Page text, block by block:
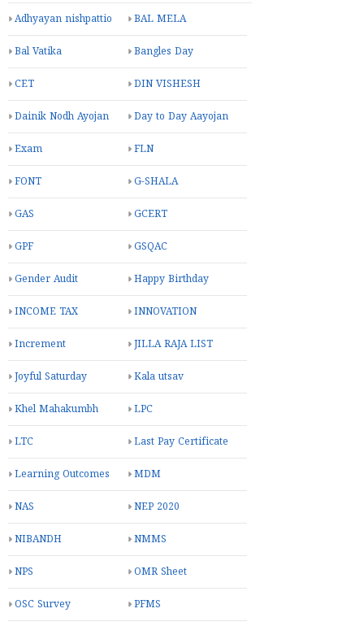
Adhyayan nishpattio BAL MELA
Bal Vatika Bangles Day
CET DIN VISHESH
Dainik Nodh Ayojan Day to Day Aayojan
Exam FLN
FONT G-SHALA
GAS GCERT
GPF GSQAC
Gender Audit Happy Birthday
INCOME TAX INNOVATION
Increment JILLA RAJA LIST
Joyful Saturday Kala utsav
Khel Mahakumbh LPC
LTC Last Pay Certificate
Learning Outcomes MDM
NAS NEP 2020
NIBANDH NMMS
NPS OMR Sheet
OSC Survey PFMS